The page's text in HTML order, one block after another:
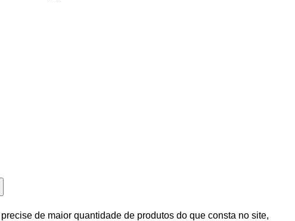
de maior quantidade de produtos do que consta no site,